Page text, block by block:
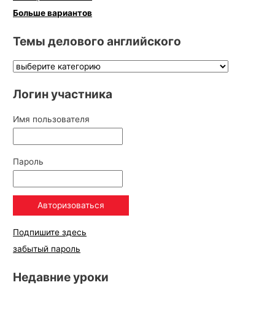
Больше вариантов
Темы делового английского
Логин участника
Имя пользователя
Пароль
Подпишите здесь
забытый пароль
Недавние уроки